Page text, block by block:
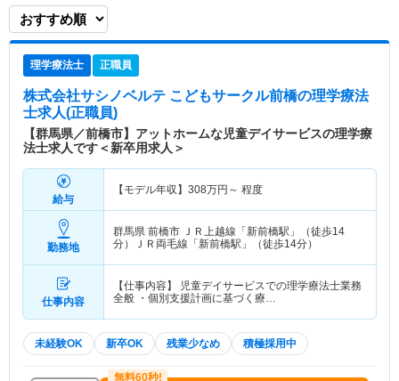
理学療法士 正職員
株式会社サシノベルテ こどもサークル前橋の理学療法
士求人(正職員)
【群馬県／前橋市】アットホームな児童デイサービスの理学療
法士求人です＜新卒用求人＞
給与
【モデル年収】 308万円～ 程度
勤務地
群馬県 前橋市 ＪＲ上越線「新前橋駅」（徒歩14
分）ＪＲ両毛線「新前橋駅」（徒歩14分）
仕事内容
【仕事内容】 児童デイサービスでの理学療法士業務
全般 ・個別支援計画に基づく療…
未経験OK 新卒OK 残業少なめ 積極採用中